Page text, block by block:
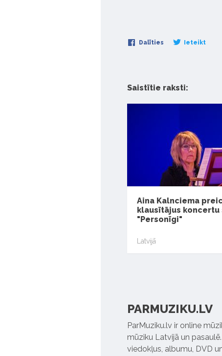
Dalīties Ieteikt
Saistītie raksti:
Aina Kalnciema
klausītājus koncertu
"Personīgi"
Latvijā
PARMUZIKU.LV
ParMuziku.lv ir online
mūziku Latvijā un
viedokļus, albumu, DVD